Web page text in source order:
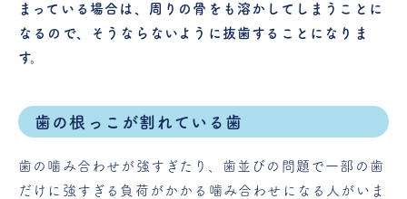
まっている場合は、周りの骨をも溶かしてしまうことに
なるので、そうならないように抜歯することになりま
す。
歯の根っこが割れている歯
歯の噛み合わせが強すぎたり、歯並びの問題で一部の歯
だけに強すぎる負荷がかかる噛み合わせになる人がいま